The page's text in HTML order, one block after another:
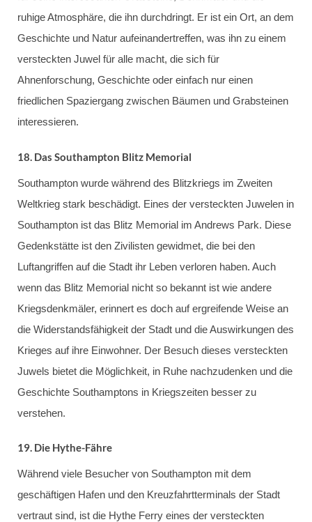
ruhige Atmosphäre, die ihn durchdringt. Er ist ein Ort, an dem
Geschichte und Natur aufeinandertreffen, was ihn zu einem
versteckten Juwel für alle macht, die sich für
Ahnenforschung, Geschichte oder einfach nur einen
friedlichen Spaziergang zwischen Bäumen und Grabsteinen
interessieren.
18. Das Southampton Blitz Memorial
Southampton wurde während des Blitzkriegs im Zweiten
Weltkrieg stark beschädigt. Eines der versteckten Juwelen in
Southampton ist das Blitz Memorial im Andrews Park. Diese
Gedenkstätte ist den Zivilisten gewidmet, die bei den
Luftangriffen auf die Stadt ihr Leben verloren haben. Auch
wenn das Blitz Memorial nicht so bekannt ist wie andere
Kriegsdenkmäler, erinnert es doch auf ergreifende Weise an
die Widerstandsfähigkeit der Stadt und die Auswirkungen des
Krieges auf ihre Einwohner. Der Besuch dieses versteckten
Juwels bietet die Möglichkeit, in Ruhe nachzudenken und die
Geschichte Southamptons in Kriegszeiten besser zu
verstehen.
19. Die Hythe-Fähre
Während viele Besucher von Southampton mit dem
geschäftigen Hafen und den Kreuzfahrtterminals der Stadt
vertraut sind, ist die Hythe Ferry eines der versteckten